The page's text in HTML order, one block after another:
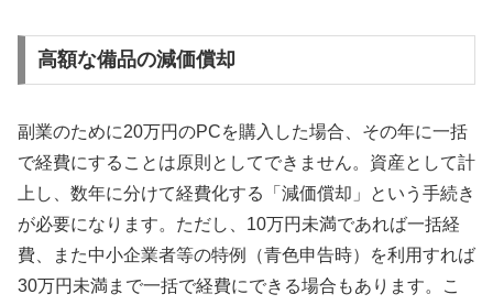
高額な備品の減価償却
副業のために20万円のPCを購入した場合、その年に一括
で経費にすることは原則としてできません。資産として計
上し、数年に分けて経費化する「減価償却」という手続き
が必要になります。ただし、10万円未満であれば一括経
費、また中小企業者等の特例（青色申告時）を利用すれば
30万円未満まで一括で経費にできる場合もあります。こ